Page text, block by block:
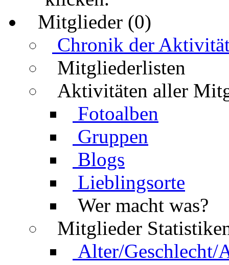
Mitglieder (0)
Chronik der
Mitgliederlisten
Aktivitäten aller
Fotoalben
Gruppen
Blogs
Lieblingsorte
Wer macht was?
Mitglieder
Alter/Geschlecht/